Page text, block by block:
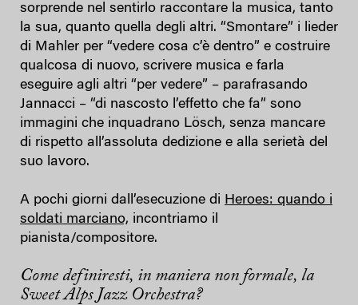
sorprende nel sentirlo raccontare la musica, tanto
la sua, quanto quella degli altri. “Smontare” i lieder
di Mahler per “vedere cosa c’è dentro” e costruire
qualcosa di nuovo, scrivere musica e farla
eseguire agli altri “per vedere” – parafrasando
Jannacci – “di nascosto l’effetto che fa” sono
immagini che inquadrano Lösch, senza mancare
di rispetto all’assoluta dedizione e alla serietà del
suo lavoro.
A pochi giorni dall’esecuzione di Heroes: quando i
soldati marciano, incontriamo il
pianista/compositore.
Come definiresti, in maniera non formale, la
Sweet Alps Jazz Orchestra?